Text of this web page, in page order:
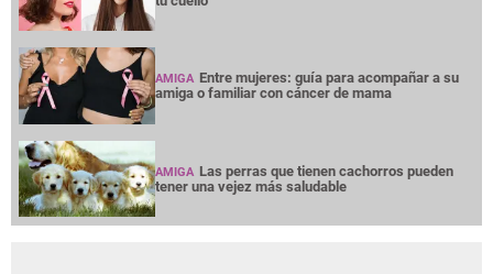
AMIGA Entre mujeres: guía para acompañar a su
amiga o familiar con cáncer de mama
AMIGA Las perras que tienen cachorros pueden
tener una vejez más saludable